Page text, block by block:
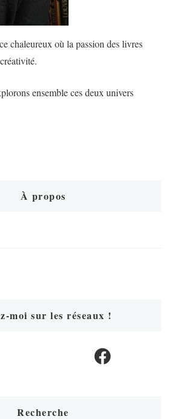
chaleureux où la passion des livres
ensemble ces deux univers
À propos
moi sur les réseaux !
Facebook
Recherche